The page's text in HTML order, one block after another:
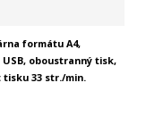
formátu A4,
oboustranný tisk,
tisku 33 str./min.